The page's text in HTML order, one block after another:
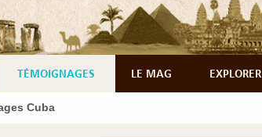
TÉMOIGNAGES LE MAG EXPLORER
Cuba